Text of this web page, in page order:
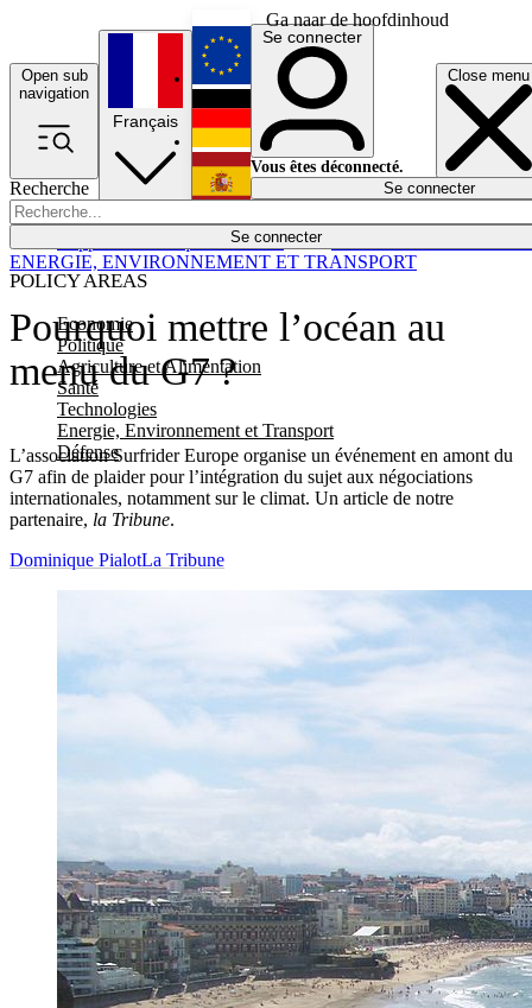
Ga naar de hoofdinhoud
Open sub
navigation
Close menu
Recherche
Se connecter
POLICY AREAS
Economie
Politique
Agriculture et Alimentation
Santé
Technologies
Energie, Environnement et Transport
Défense
Économie
Français
English
Deutsch
Español
Se connecter
Vous êtes déconnecté.
Se connecter
Pourquoi mettre l’océan au
menu du G7 ?
L’association Surfrider Europe organise un événement en amont du
G7 afin de plaider pour l’intégration du sujet aux négociations
internationales, notamment sur le climat. Un article de notre
partenaire, la Tribune.
ENERGIE, ENVIRONNEMENT ET TRANSPORT
Dominique PialotLa Tribune